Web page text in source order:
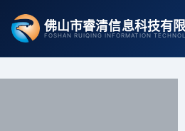
容
佛山市睿清信息科技有
FOSHAN RUIQING INFORMATION